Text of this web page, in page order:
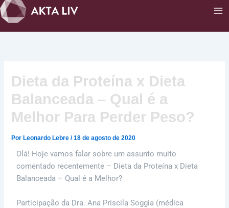
Ir
para
o
Dieta da Proteína x Dieta
Balanceada – Qual é a
Melhor Para Perder Peso?
Por Leonardo Lebre/18 de agosto de 2020
Olá! Hoje vamos falar sobre um assunto muito
comentado recentemente – Dieta da Proteína x Dieta
Balanceada – Qual é a Melhor?
Participação da Dra. Ana Priscila Soggia (médica